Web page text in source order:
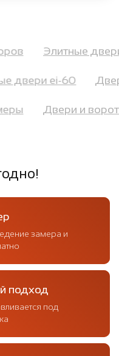
Элитные
двери ei-60
Двери и
замера и
подход
под